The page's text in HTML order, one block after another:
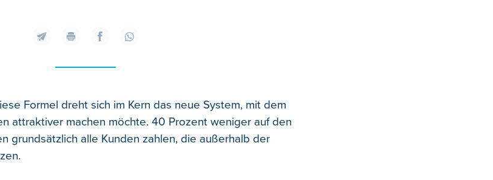
Formel dreht sich im Kern das neue System, mit dem
attraktiver machen möchte. 40 Prozent weniger auf den
grundsätzlich alle Kunden zahlen, die außerhalb der